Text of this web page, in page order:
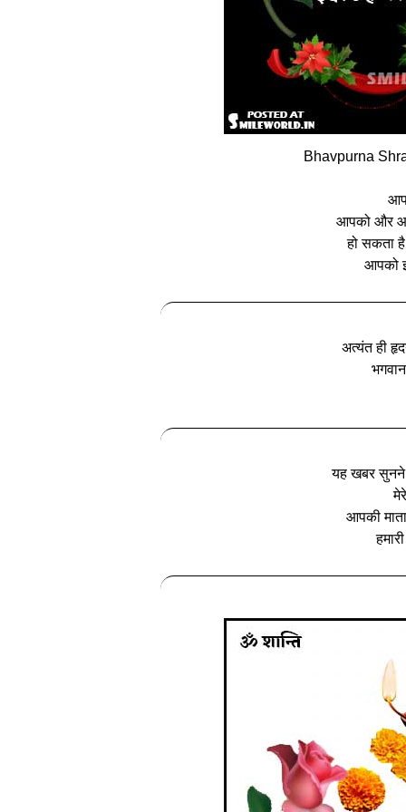
Bhavpurna
आपको और
हो सकता है
आपको
अत्यंत ही
यह खबर सुनने
आपकी